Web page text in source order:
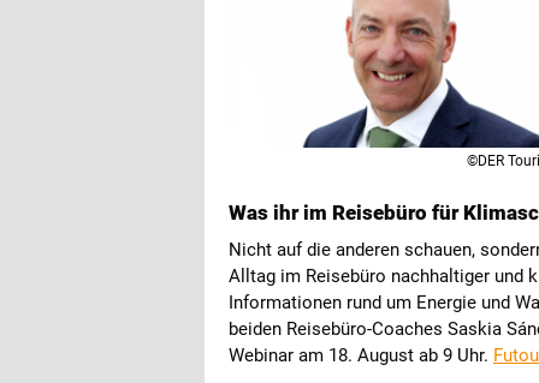
©DER
Was ihr im Reisebüro für
Nicht auf die anderen schauen,
Alltag im Reisebüro nachhaltiger und
Informationen rund um Energie und
beiden Reisebüro-Coaches Saskia
Webinar am 18. August ab 9 Uhr.